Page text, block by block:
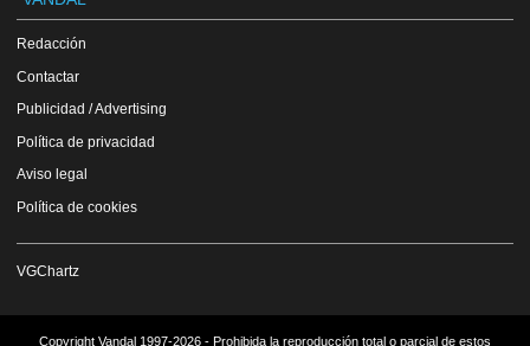
Redacción
Contactar
Publicidad / Advertising
Política de privacidad
Aviso legal
Política de cookies
VGChartz
Copyright Vandal 1997-2026 - Prohibida la reproducción total o parcial de estos